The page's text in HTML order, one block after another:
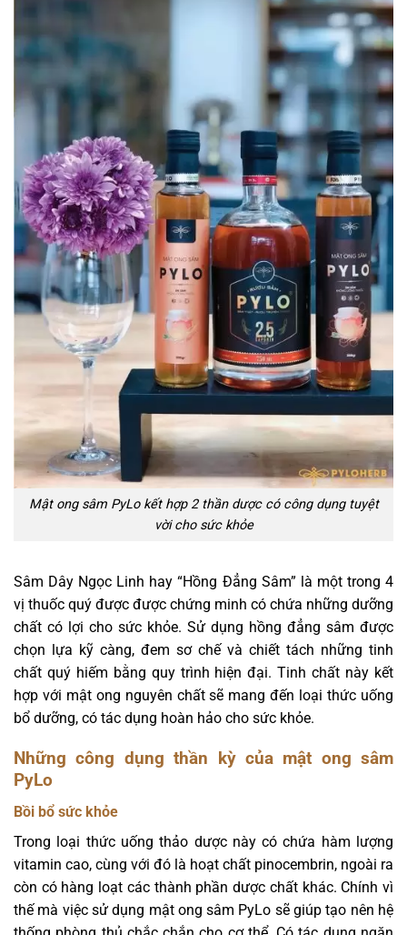
Mật ong sâm PyLo kết hợp 2 thần dược có công dụng tuyệt
vời cho sức khỏe
Sâm Dây Ngọc Linh hay “Hồng Đẳng Sâm” là một trong 4
vị thuốc quý được được chứng minh có chứa những dưỡng
chất có lợi cho sức khỏe. Sử dụng hồng đẳng sâm được
chọn lựa kỹ càng, đem sơ chế và chiết tách những tinh
chất quý hiếm bằng quy trình hiện đại. Tinh chất này kết
hợp với mật ong nguyên chất sẽ mang đến loại thức uống
bổ dưỡng, có tác dụng hoàn hảo cho sức khỏe.
Những công dụng thần kỳ của mật ong sâm
PyLo
Bồi bổ sức khỏe
Trong loại thức uống thảo dược này có chứa hàm lượng
vitamin cao, cùng với đó là hoạt chất pinocembrin, ngoài ra
còn có hàng loạt các thành phần dược chất khác. Chính vì
thế mà việc sử dụng mật ong sâm PyLo sẽ giúp tạo nên hệ